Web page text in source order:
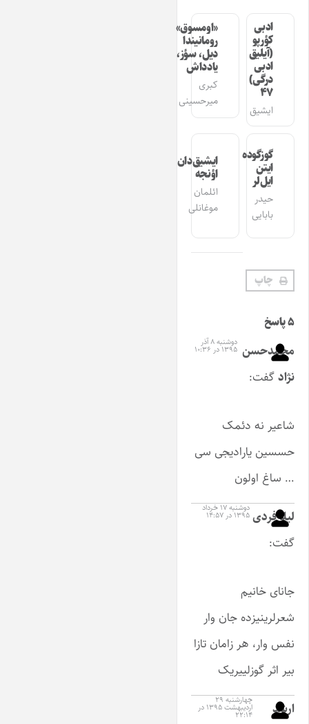
ادبی
کؤرپو
(آیلیق
ادبی
درگی)
۴۷
ایشیق
«اومسوق»
رومانیندا
دیل، سؤز،
یادداش
کبری
میرحسینی
گوزگوده
ایتن
ایل‌لر
حیدر
بابایی
ایشیق‌دان
اؤنجه
ائلمان
موغانلی
چاپ
۵ پاسخ
محمدحسن
نژادگفت:
دوشنبه ۸ آذر
۱۳۹۵ در ۱۰:۳۶
شاعیر نه دئمک
حسسین یارادیجی سی
… ساغ اولون
لیلا فردی
گفت:
دوشنبه ۱۷ خرداد
۱۳۹۵ در ۱۴:۵۷
جانای خانیم
شعرلرینیزده جان وار
نفس وار، هر زامان تازا
بیر اثر گوزلییریک
ارشد
چهارشنبه ۲۹
اردیبهشت ۱۳۹۵ در
۲۲:۱۴